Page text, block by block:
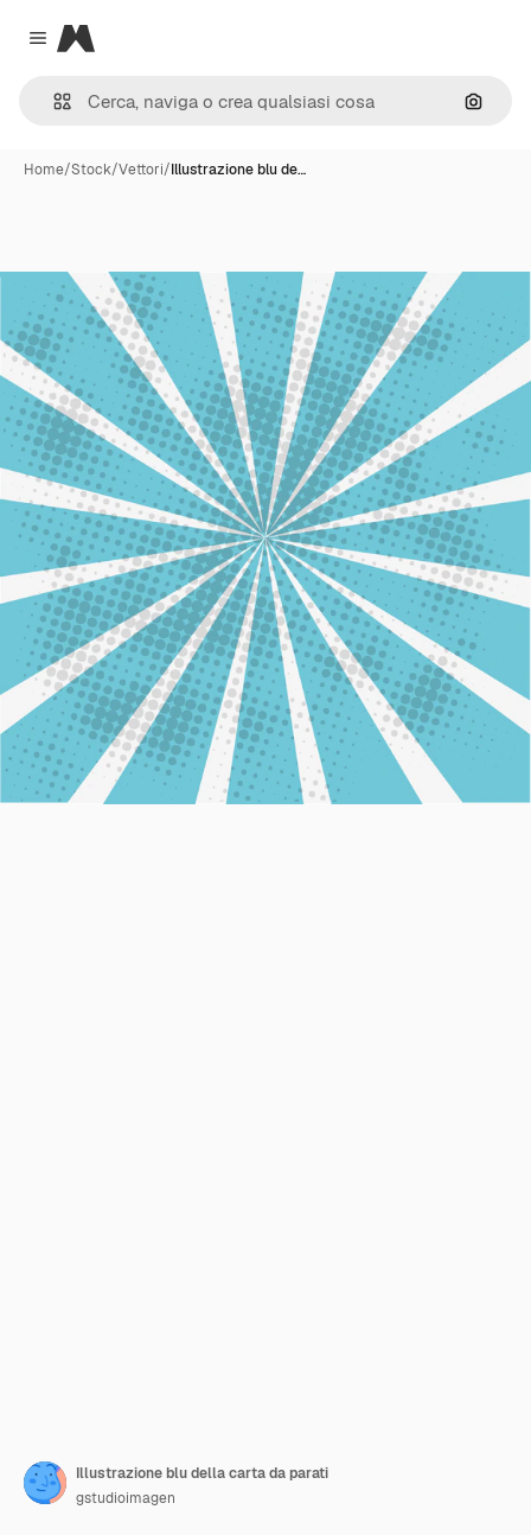
Close menu
Magnific
Cerca
Home/Stock/Vettori/Illustrazione blu de…
Illustrazione blu della carta da parati
gstudioimagen